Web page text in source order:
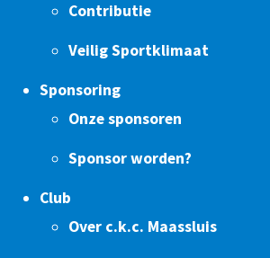
Contributie
Veilig Sportklimaat
Sponsoring
Onze sponsoren
Sponsor worden?
Club
Over c.k.c. Maassluis